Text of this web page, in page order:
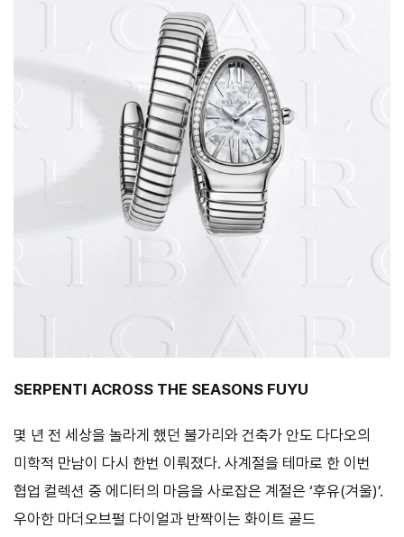
SERPENTI ACROSS THE SEASONS FUYU
몇 년 전 세상을 놀라게 했던 불가리와 건축가 안도 다다오의
미학적 만남이 다시 한번 이뤄졌다. 사계절을 테마로 한 이번
협업 컬렉션 중 에디터의 마음을 사로잡은 계절은 ‘후유(겨울)’.
우아한 마더오브펄 다이얼과 반짝이는 화이트 골드